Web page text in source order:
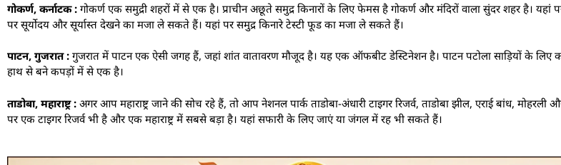
गोकर्ण, कर्नाटक : गोकर्ण एक समुद्री शहरों में से एक है। प्राचीन अछूते समुद्र किनारों के लिए फेमस है गोकर्ण और मंदिरों वाला सुंदर शहर है। यहां
पर सूर्योदय और सूर्यास्त देखने का मजा ले सकते हैं। यहां पर समुद्र किनारे टेस्टी फूड का मजा ले सकते हैं।
पाटन, गुजरात : गुजरात में पाटन एक ऐसी जगह हैं, जहां शांत वातावरण मौजूद है। यह एक ऑफबीट डेस्टिनेशन है। पाटन पटोला साड़ियों के लिए
हाथ से बने कपड़ों में से एक है।
ताडोबा, महाराष्ट्र : अगर आप महाराष्ट्र जाने की सोच रहे हैं, तो आप नेशनल पार्क ताडोबा-अंधारी टाइगर रिजर्व, ताडोबा झील, एराई बांध, मोहरली
पर एक टाइगर रिजर्व भी है और एक महाराष्ट्र में सबसे बड़ा है। यहां सफारी के लिए जाएं या जंगल में रह भी सकते हैं।